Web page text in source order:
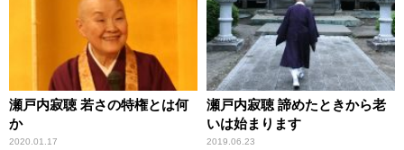
瀬戸内寂聴 若さの特権とは何
か
2020.01.17
瀬戸内寂聴 諦めたときから老
いは始まります
2019.06.23